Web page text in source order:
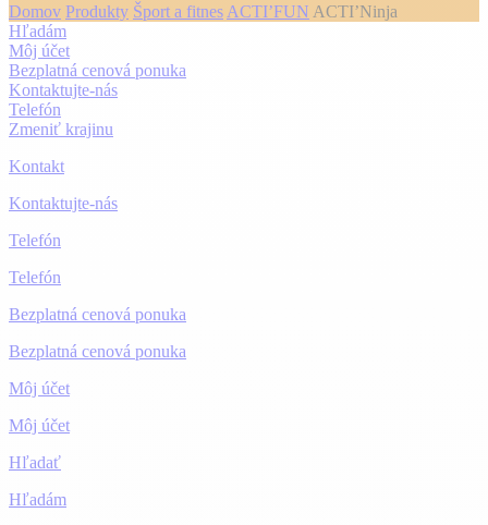
Domov Produkty Šport a fitnes ACTI’FUN ACTI’Ninja
Hľadám
Môj účet
Bezplatná cenová ponuka
Kontaktujte-nás
Telefón
Zmeniť krajinu
Kontakt
Kontaktujte-nás
Telefón
Telefón
Bezplatná cenová ponuka
Bezplatná cenová ponuka
Môj účet
Môj účet
Hľadať
Hľadám